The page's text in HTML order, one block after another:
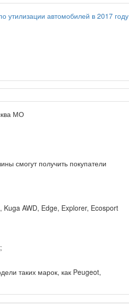
утилизации автомобилей в 2017 году
МО
смогут получить покупатели
AWD, Edge, Explorer, Ecosport
таких марок, как Peugeot,